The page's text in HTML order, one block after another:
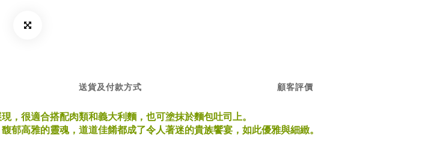
送貨及付款方式 顧客評價
，很適合搭配肉類和義大利麵，也可塗抹於麵包吐司上。
郁高雅的靈魂，道道佳餚都成了令人著迷的貴族饗宴，如此優雅與細緻。